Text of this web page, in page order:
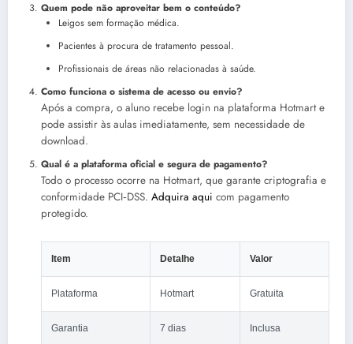
Quem pode não aproveitar bem o conteúdo?
Leigos sem formação médica.
Pacientes à procura de tratamento pessoal.
Profissionais de áreas não relacionadas à saúde.
Como funciona o sistema de acesso ou envio?
Após a compra, o aluno recebe login na plataforma Hotmart e
pode assistir às aulas imediatamente, sem necessidade de
download.
Qual é a plataforma oficial e segura de pagamento?
Todo o processo ocorre na Hotmart, que garante criptografia e
conformidade PCI‑DSS. Adquira aqui com pagamento
protegido.
Item Detalhe Valor
Plataforma Hotmart Gratuita
Garantia 7 dias Inclusa